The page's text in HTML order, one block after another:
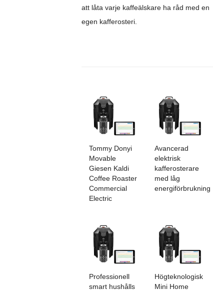
att låta varje kaffeälskare ha råd med en
egen kafferosteri.
Tommy Donyi
Movable
Giesen Kaldi
Coffee Roaster
Commercial
Electric
Avancerad
elektrisk
kafferosterare
med låg
energiförbrukning
Professionell
smart hushålls
Högteknologisk
Mini Home